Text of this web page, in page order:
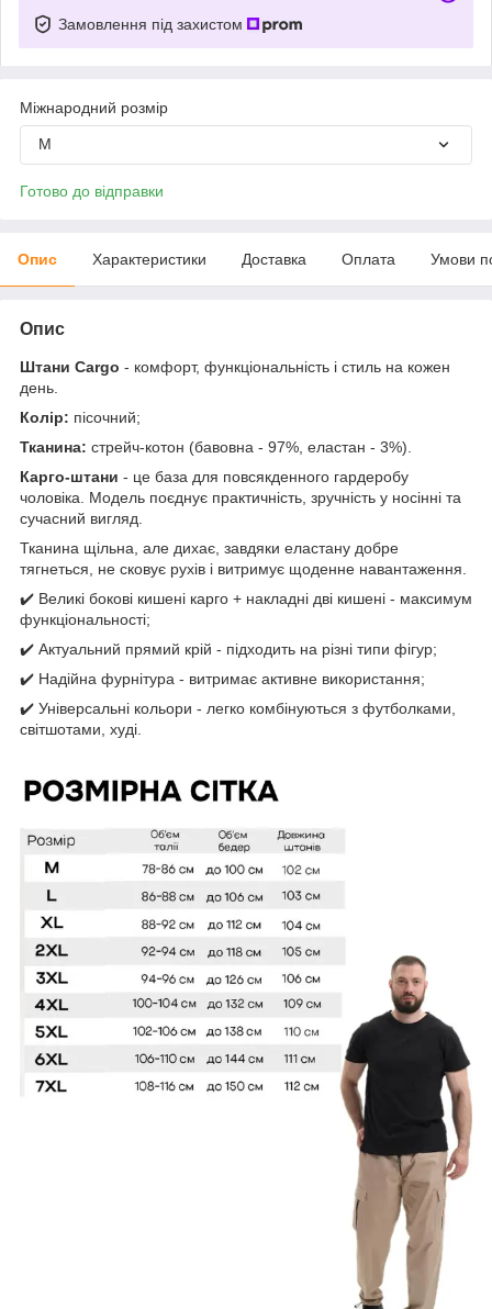
Замовлення під захистом
Міжнародний розмір
M
Готово до відправки
Опис Характеристики Доставка Оплата Умови
Опис
Штани Cargo - комфорт, функціональність і стиль на кожен
день.
Колір: пісочний;
Тканина: стрейч-котон (бавовна - 97%, еластан - 3%).
Карго-штани - це база для повсякденного гардеробу
чоловіка. Модель поєднує практичність, зручність у носінні та
сучасний вигляд.
Тканина щільна, але дихає, завдяки еластану добре
тягнеться, не сковує рухів і витримує щоденне навантаження.
✔️ Великі бокові кишені карго + накладні дві кишені - максимум
функціональності;
✔️ Актуальний прямий крій - підходить на різні типи фігур;
✔️ Надійна фурнітура - витримає активне використання;
✔️ Універсальні кольори - легко комбінуються з футболками,
світшотами, худі.